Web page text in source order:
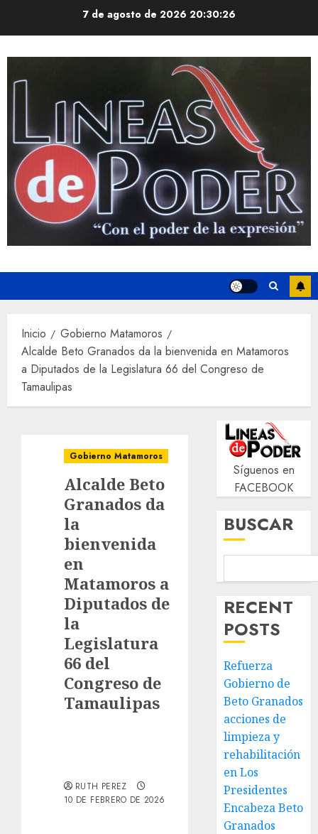
7 de agosto de 2026 20:30:26
Inicio
Gobierno Matamoros
Alcalde Beto Granados da la bienvenida en Matamoros
a Diputados de la Legislatura 66 del Congreso de
Tamaulipas
Gobierno Matamoros
Alcalde Beto
Granados da
la
bienvenida
en
Matamoros a
Diputados de
la
Legislatura
66 del
Congreso de
Tamaulipas
RUTH PEREZ
10 DE FEBRERO DE 2026
Síguenos en
FACEBOOK
BUSCAR
RECENT
POSTS
Refuerza
Gobierno de
Beto Granados
acciones de
limpieza y
rehabilitación
en Los
Presidentes
Encabeza Beto
Granados